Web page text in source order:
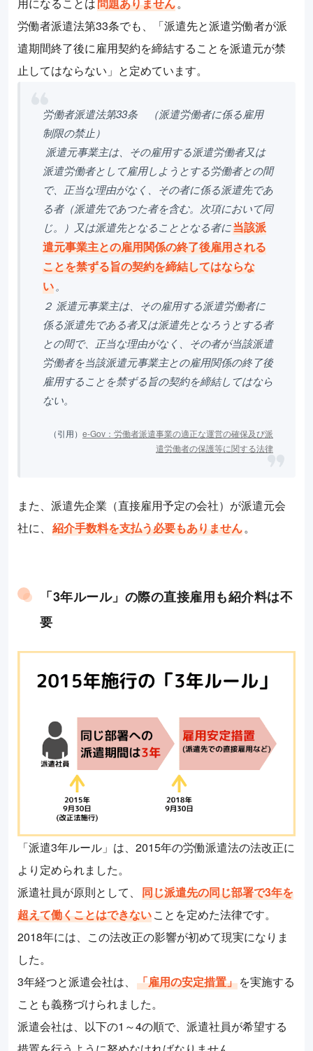
労働者派遣法第33条でも、「派遣先と派遣労働者が派
遣期間終了後に雇用契約を締結することを派遣元が禁
止してはならない」と定めています。
労働者派遣法第33条 （派遣労働者に係る雇用
制限の禁止）
派遣元事業主は、その雇用する派遣労働者又は
派遣労働者として雇用しようとする労働者との間
で、正当な理由がなく、その者に係る派遣先であ
る者（派遣先であつた者を含む。次項において同
じ。）又は派遣先となることとなる者に当該派
遣元事業主との雇用関係の終了後雇用される
ことを禁ずる旨の契約を締結してはならな
い。
２ 派遣元事業主は、その雇用する派遣労働者に
係る派遣先である者又は派遣先となろうとする者
との間で、正当な理由がなく、その者が当該派遣
労働者を当該派遣元事業主との雇用関係の終了後
雇用することを禁ずる旨の契約を締結してはなら
ない。
（引用） e-Gov：労働者派遣事業の適正な運営の確保及び派
遣労働者の保護等に関する法律
また、派遣先企業（直接雇用予定の会社）が派遣元会
社に、 紹介手数料を支払う必要もありません。
「3年ルール」の際の直接雇用も紹介料は不
要
「派遣3年ルール」は、2015年の労働派遣法の法改正に
より定められました。
派遣社員が原則として、 同じ派遣先の同じ部署で3年を
超えて働くことはできないことを定めた法律です。
2018年には、この法改正の影響が初めて現実になりま
した。
3年経つと派遣会社は、 「雇用の安定措置」を実施する
ことも義務づけられました。
派遣会社は、以下の1～4の順で、派遣社員が希望する